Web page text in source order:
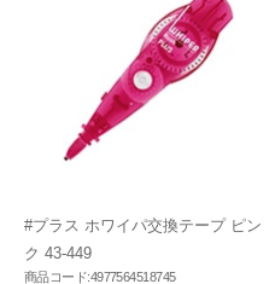
#プラス ホワイパ交換テープ ピン
ク 43-449
商品コード:4977564518745